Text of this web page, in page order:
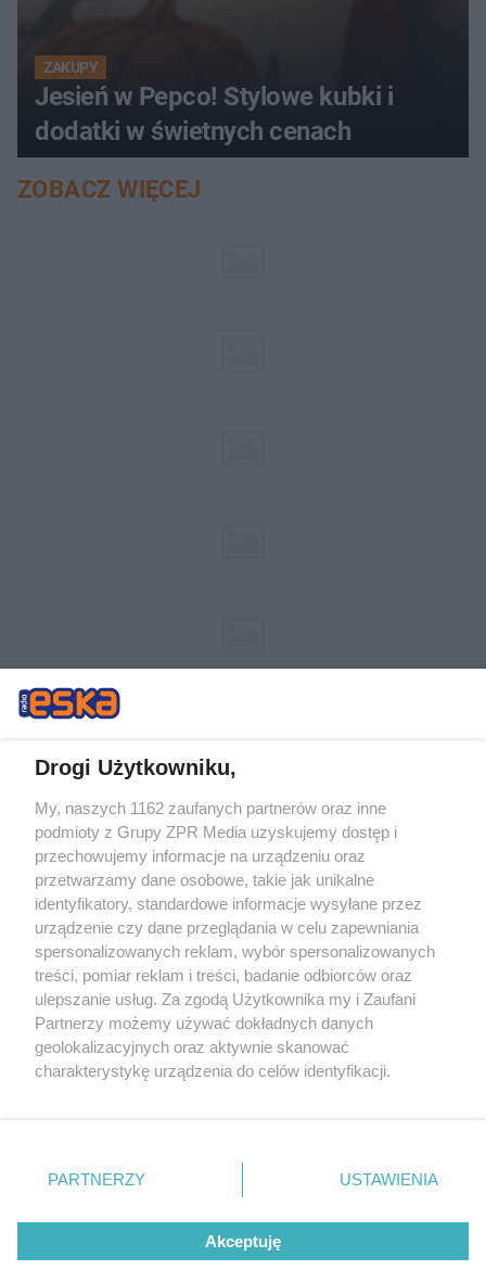
ZAKUPY
Jesień w Pepco! Stylowe kubki i
dodatki w świetnych cenach
ZOBACZ WIĘCEJ
Żaden utwór zamieszczony w serwisie nie może być powielany i
rozpowszechniany lub dalej rozpowszechniany w jakikolwiek sposób (w
tym także elektroniczny lub mechaniczny) na jakimkolwiek polu
eksploatacji w jakiejkolwiek formie, włącznie z umieszczaniem w
Internecie bez pisemnej zgody właściciela praw. Jakiekolwiek użycie lub
wykorzystanie utworów w całości lub w części z naruszeniem prawa,
tzn. bez właściwej zgody, jest zabronione pod groźbą kary i może być
ścigane prawnie.
© 2026 Grupa ZPR Media
Drogi Użytkowniku,
My, naszych 1162 zaufanych partnerów oraz inne
podmioty z Grupy ZPR Media uzyskujemy dostęp i
przechowujemy informacje na urządzeniu oraz
przetwarzamy dane osobowe, takie jak unikalne
identyfikatory, standardowe informacje wysyłane przez
urządzenie czy dane przeglądania w celu zapewniania
spersonalizowanych reklam, wybór spersonalizowanych
treści, pomiar reklam i treści, badanie odbiorców oraz
ulepszanie usług. Za zgodą Użytkownika my i Zaufani
Partnerzy możemy używać dokładnych danych
geolokalizacyjnych oraz aktywnie skanować
charakterystykę urządzenia do celów identyfikacji.
zmienić/wycofać klikając przycisk ustawień prywatności
znajdujący się w lewym dolnym rogu strony
rodzaje przetwarzania danych nie wymagają zgody
użytkownika, ale masz prawo sprzeciwić się takiemu
przetwarzaniu. Preferencje będą miały zastosowanie tylko
PARTNERZY USTAWIENIA
Akceptuję